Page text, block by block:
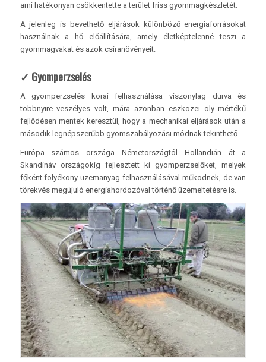
ami hatékonyan csökkentette a terület friss gyommagkészletét.
A jelenleg is bevethető eljárások különböző energiaforrásokat
használnak a hő előállítására, amely életképtelenné teszi a
gyommagvakat és azok csíranövényeit.
✓ Gyomperzselés
A gyomperzselés korai felhasználása viszonylag durva és
többnyire veszélyes volt, mára azonban eszközei oly mértékű
fejlődésen mentek keresztül, hogy a mechanikai eljárások után a
második legnépszerűbb gyomszabályozási módnak tekinthető.
Európa számos országa Németországtól Hollandián át a
Skandináv országokig fejlesztett ki gyomperzselőket, melyek
főként folyékony üzemanyag felhasználásával működnek, de van
törekvés megújuló energiahordozóval történő üzemeltetésre is.